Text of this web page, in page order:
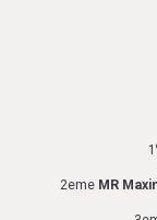
1
2eme MR